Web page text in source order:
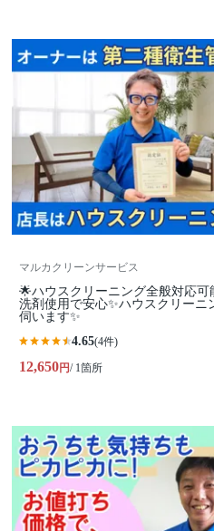
マルカクリーンサービス
🌟ハウスクリーニング全般対応可
洗剤使用で安心✨ハウスクリーニ
伺います✨
4.65(4件)
12,650円/ 1箇所